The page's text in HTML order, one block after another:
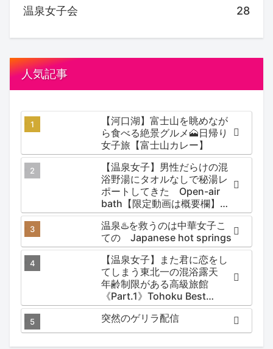
温泉女子会 28
人気記事
【河口湖】富士山を眺めなが
ら食べる絶景グルメ🗻日帰り
女子旅【富士山カレー】
【温泉女子】男性だらけの混
浴野湯にタオルなしで秘湯レ
ポートしてきた Open-air
bath【限定動画は概要欄】尻
焼温泉郷 川の湯
温泉♨️を救うのは中華女子こ
ての Japanese hot springs
【温泉女子】また君に恋をし
てしまう東北一の混浴露天
年齢制限がある高級旅館
《Part.1》Tohoku Best
Secret hotspring #japan
#koteno
突然のゲリラ配信